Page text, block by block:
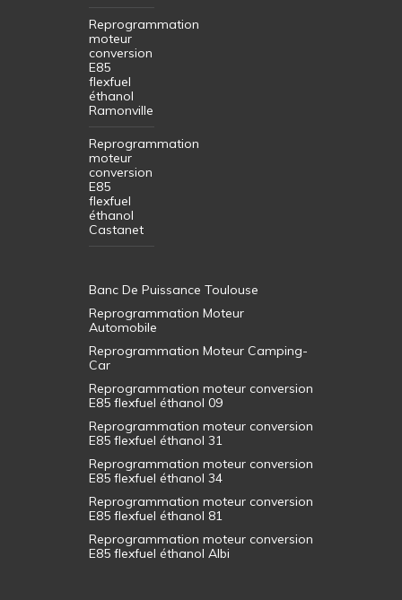
Reprogrammation
moteur
conversion
E85
flexfuel
éthanol
Ramonville
Reprogrammation
moteur
conversion
E85
flexfuel
éthanol
Castanet
Banc De Puissance Toulouse
Reprogrammation Moteur
Automobile
Reprogrammation Moteur Camping-
Car
Reprogrammation moteur conversion
E85 flexfuel éthanol 09
Reprogrammation moteur conversion
E85 flexfuel éthanol 31
Reprogrammation moteur conversion
E85 flexfuel éthanol 34
Reprogrammation moteur conversion
E85 flexfuel éthanol 81
Reprogrammation moteur conversion
E85 flexfuel éthanol Albi